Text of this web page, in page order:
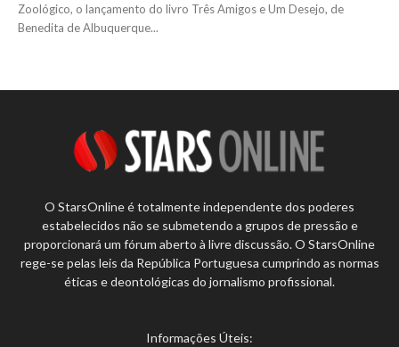
Zoológico, o lançamento do livro Três Amigos e Um Desejo, de
Benedita de Albuquerque...
O StarsOnline é totalmente independente dos poderes
estabelecidos não se submetendo a grupos de pressão e
proporcionará um fórum aberto à livre discussão. O StarsOnline
rege-se pelas leis da República Portuguesa cumprindo as normas
éticas e deontológicas do jornalismo profissional.
Informações Úteis: